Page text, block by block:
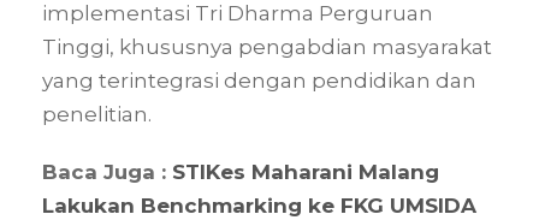
implementasi Tri Dharma Perguruan
Tinggi, khususnya pengabdian masyarakat
yang terintegrasi dengan pendidikan dan
penelitian.
Baca Juga : STIKes Maharani Malang
Lakukan Benchmarking ke FKG UMSIDA